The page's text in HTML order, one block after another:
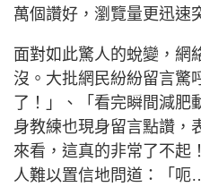
萬個讚好，瀏覽量更迅速
面對如此驚人的蛻變，網
沒。大批網民紛紛留言驚
了！」、「看完瞬間減肥
身教練也現身留言點讚，
來看，這真的非常了不起
人難以置信地問道：「